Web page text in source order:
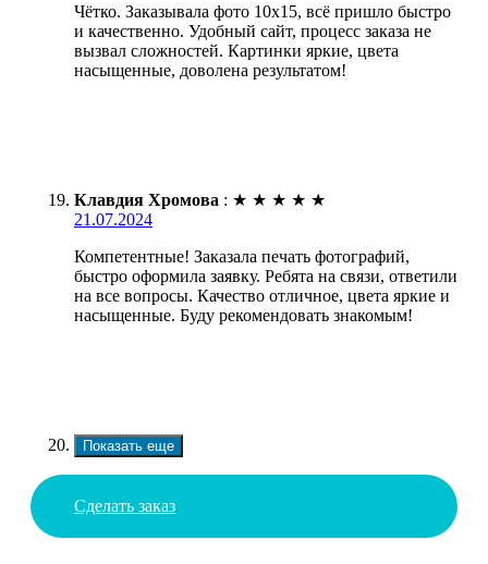
Чётко. Заказывала фото 10х15, всё пришло быстро
и качественно. Удобный сайт, процесс заказа не
вызвал сложностей. Картинки яркие, цвета
насыщенные, доволена результатом!
Клавдия Хромова : ★ ★ ★ ★ ★
21.07.2024
Компетентные! Заказала печать фотографий,
быстро оформила заявку. Ребята на связи, ответили
на все вопросы. Качество отличное, цвета яркие и
насыщенные. Буду рекомендовать знакомым!
Показать еще
Сделать заказ